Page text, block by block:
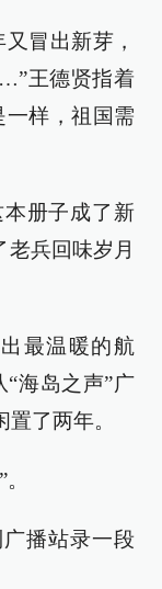
冒出新芽，
王德贤指着
一样，祖国需
册子成了新
老兵回味岁月
最温暖的航
海岛之声”广
了两年。
播站录一段